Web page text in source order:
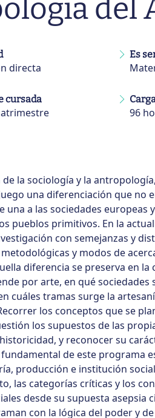
del
directa
Es
cursada
96
de la sociología y la
una diferenciación que no
una a las sociedades europeas
pueblos primitivos. En la
con semejanzas y
y modos de
diferencia se preserva en
por arte, en qué sociedades
cuáles tramas surge la
los conceptos que se
los supuestos de las
y reconocer su
de este programa
producción e institución
las categorías críticas y los
desde su supuesta asepsia
con la lógica del poder y